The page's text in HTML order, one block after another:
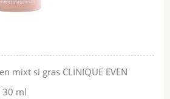
mixt si gras CLINIQUE EVEN
30 ml